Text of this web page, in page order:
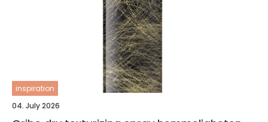
inspiration
04. July 2026